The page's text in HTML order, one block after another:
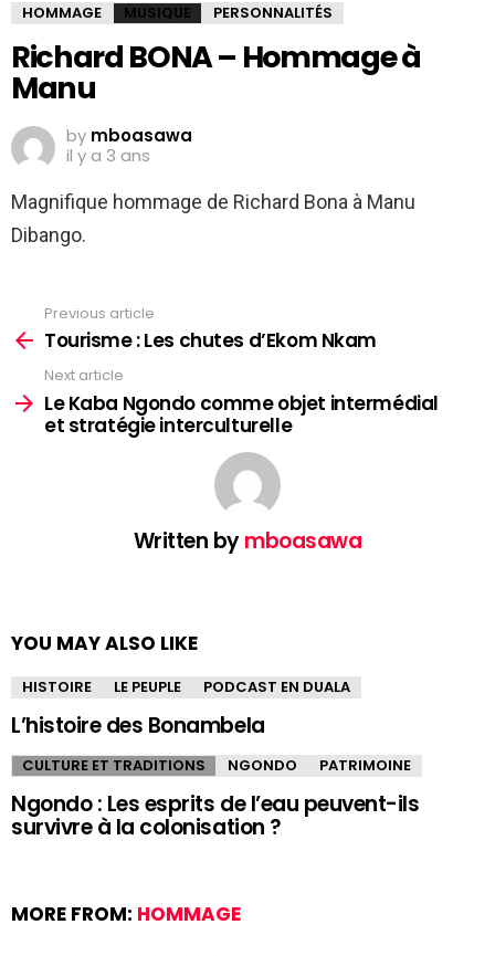
HOMMAGE MUSIQUE PERSONNALITÉS
Richard BONA – Hommage à
Manu
by mboasawa
il y a 3 ans
Magnifique hommage de Richard Bona à Manu
Dibango.
more
Previous article
Tourisme : Les chutes d’Ekom Nkam
Next article
Le Kaba Ngondo comme objet intermédial
et stratégie interculturelle
Written bymboasawa
YOU MAY ALSO LIKE
HISTOIRE LE PEUPLE PODCAST EN DUALA
L’histoire des Bonambela
CULTURE ET TRADITIONS NGONDO PATRIMOINE
Ngondo : Les esprits de l’eau peuvent-ils
survivre à la colonisation ?
MORE FROM: HOMMAGE